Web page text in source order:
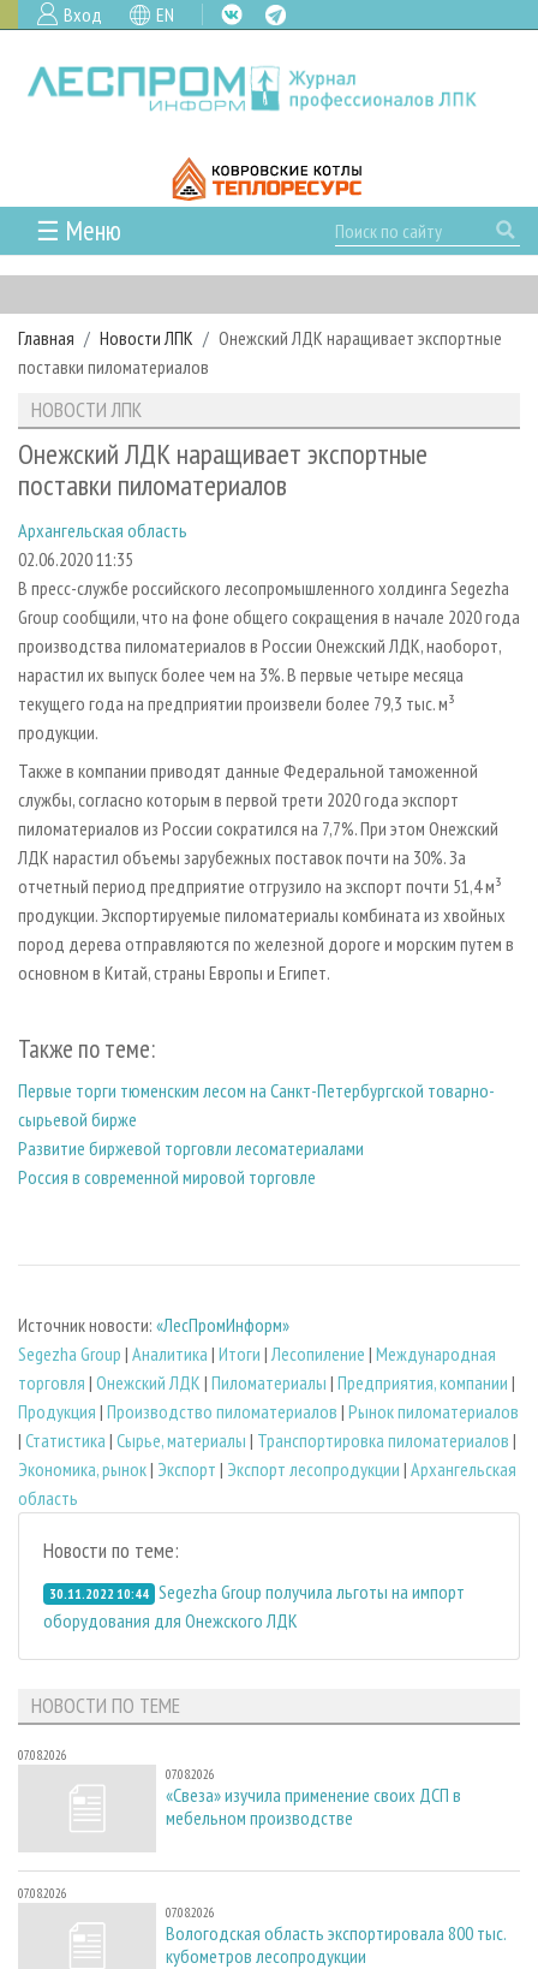
Вход EN
☰ Меню
ГЛАВНАЯ
РУБРИКИ И ТЕМЫ
РУБРИКИ ЖУРНАЛА
ЛЕСОЗАГОТОВКА
ЛЕСОПИЛЕНИЕ
СУШКА ДРЕВЕСИНЫ
ПРОИЗВОДСТВО ДРЕВЕСНЫХ ПЛИТ
ДЕРЕВЯННОЕ ДОМОСТРОЕНИЕ
ПРОИЗВОДСТВО МЕБЕЛИ
БИОЭНЕРГЕТИКА
ИНСТРУМЕНТ И МАТЕРИАЛЫ
НОВОСТИ
НОВОСТИ ЛПК
НОВОСТИ ЖУРНАЛА
ПРОЕКТЫ ЛПИ
АНАЛИТИКА
ПРЕДПРИЯТИЯ ЛПК
ПЕРСОНЫ
МОБИЛЬНЫЕ ВЫСТАВКИ
ОФИЦИАЛЬНЫЕ ДЕЛЕГАЦИИ
ПРИОРИТЕТНЫЕ ИНВЕСТПРОЕКТЫ
RUSSIAN FORESTRY REVIEW
БИБЛИОТЕКА СПЕЦИАЛИСТА
АРХИВ ЖУРНАЛОВ
О ЖУРНАЛЕ
ПОДПИСКА
КОНТАКТЫ
РЕКЛАМОДАТЕЛЯМ
РЕКЛАМА
РЕКЛАМА НА САЙТЕ
Главная Новости ЛПК
Онежский ЛДК наращивает экспортные
поставки пиломатериалов
НОВОСТИ ЛПК
Онежский ЛДК наращивает экспортные
поставки пиломатериалов
Архангельская область
02.06.2020 11:35
В пресс-службе российского лесопромышленного холдинга Segezha
Group сообщили, что на фоне общего сокращения в начале 2020 года
производства пиломатериалов в России Онежский ЛДК, наоборот,
нарастил их выпуск более чем на 3%. В первые четыре месяца
текущего года на предприятии произвели более 79,3 тыс. м³
продукции.
Также в компании приводят данные Федеральной таможенной
службы, согласно которым в первой трети 2020 года экспорт
пиломатериалов из России сократился на 7,7%. При этом Онежский
ЛДК нарастил объемы зарубежных поставок почти на 30%. За
отчетный период предприятие отгрузило на экспорт почти 51,4 м³
продукции. Экспортируемые пиломатериалы комбината из хвойных
пород дерева отправляются по железной дороге и морским путем в
основном в Китай, страны Европы и Египет.
Также по теме:
Первые торги тюменским лесом на Санкт-Петербургской товарно-
сырьевой бирже
Развитие биржевой торговли лесоматериалами
Россия в современной мировой торговле
Источник новости: «ЛесПромИнформ»
Segezha Group | Аналитика | Итоги | Лесопиление | Международная
торговля | Онежский ЛДК | Пиломатериалы | Предприятия, компании |
Продукция | Производство пиломатериалов | Рынок пиломатериалов
| Статистика | Сырье, материалы | Транспортировка пиломатериалов |
Экономика, рынок| Экспорт | Экспорт лесопродукции | Архангельская
область
Новости по теме:
30.11.2022 10:44 Segezha Group получила льготы на импорт
оборудования для Онежского ЛДК
НОВОСТИ ПО ТЕМЕ
07.08.2026
07.08.2026
«Свеза» изучила применение своих ДСП в
мебельном производстве
07.08.2026
07.08.2026
Вологодская область экспортировала 800 тыс.
кубометров лесопродукции